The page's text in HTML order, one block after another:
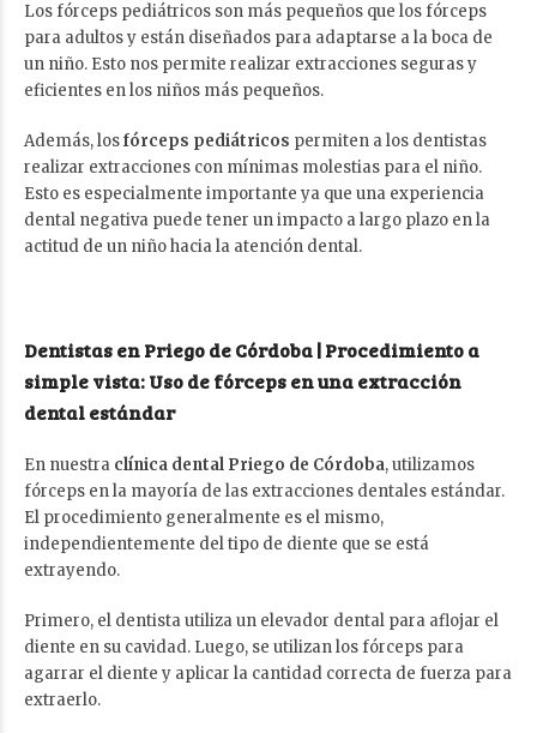
Los fórceps pediátricos son más pequeños que los fórceps
para adultos y están diseñados para adaptarse a la boca de
un niño. Esto nos permite realizar extracciones seguras y
eficientes en los niños más pequeños.
Además, losfórceps pediátricos permiten a los dentistas
realizar extracciones con mínimas molestias para el niño.
Esto es especialmente importante ya que una experiencia
dental negativa puede tener un impacto a largo plazo en la
actitud de un niño hacia la atención dental.
Dentistas en Priego de Córdoba | Procedimiento a
simple vista: Uso de fórceps en una extracción
dental estándar
En nuestra clínica dental Priego de Córdoba, utilizamos
fórceps en la mayoría de las extracciones dentales estándar.
El procedimiento generalmente es el mismo,
independientemente del tipo de diente que se está
extrayendo.
Primero, el dentista utiliza un elevador dental para aflojar el
diente en su cavidad. Luego, se utilizan los fórceps para
agarrar el diente y aplicar la cantidad correcta de fuerza para
extraerlo.